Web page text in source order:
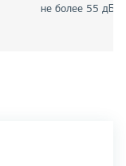
не более 55 дБА